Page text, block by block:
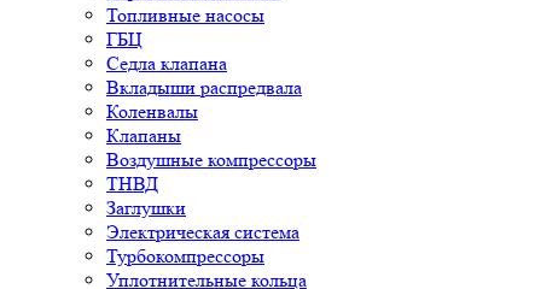
Топливные насосы
ГБЦ
Седла клапана
Вкладыши распредвала
Коленвалы
Клапаны
Воздушные компрессоры
ТНВД
Заглушки
Электрическая система
Турбокомпрессоры
Уплотнительные кольца